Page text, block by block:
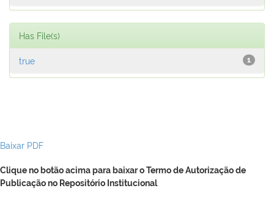
Has File(s)
1
true
Baixar PDF
Clique no botão acima para baixar o Termo de Autorização de
Publicação no Repositório Institucional